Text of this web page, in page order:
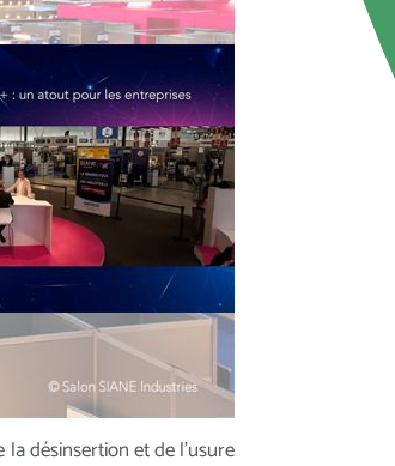
la désinsertion et de l'usure